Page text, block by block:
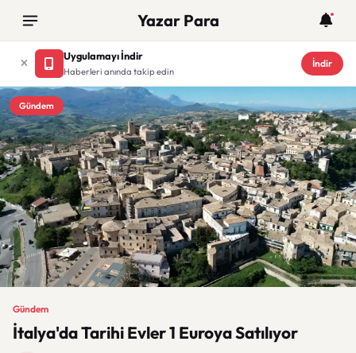
Yazar Para
Uygulamayı İndir
Haberleri anında takip edin
İndir
Gündem
Gündem
İtalya'da Tarihi Evler 1 Euroya Satılıyor